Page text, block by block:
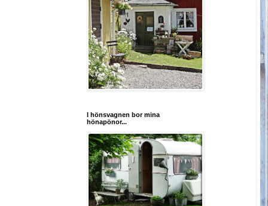
I hönsvagnen bor mina
hönapönor...